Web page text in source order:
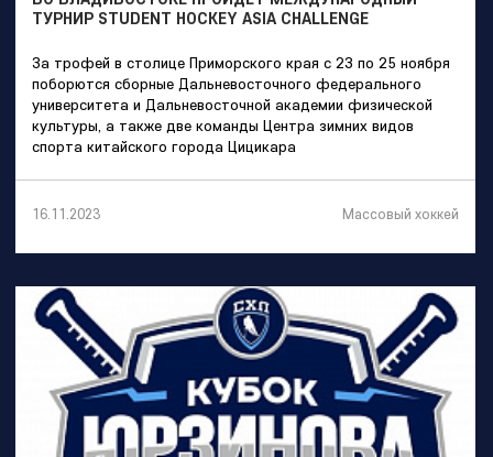
ТУРНИР STUDENT HOCKEY ASIA CHALLENGE
За трофей в столице Приморского края с 23 по 25 ноября
поборются сборные Дальневосточного федерального
университета и Дальневосточной академии физической
культуры, а также две команды Центра зимних видов
спорта китайского города Цицикара
16.11.2023 Массовый хоккей